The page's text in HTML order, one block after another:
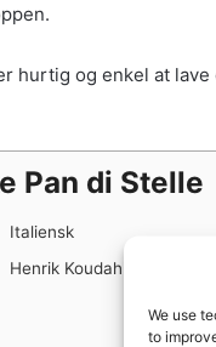
We use
to
hurtig og enkel at
Pan di Stelle
Italiensk
Henrik Koudahl